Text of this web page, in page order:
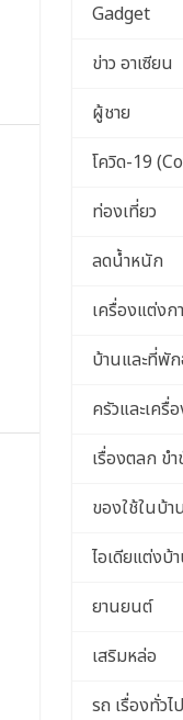
Gadget
ข่าว อาเซียน
ผู้ชาย
โควิด-19
ท่องเที่ยว
ลดน้ำหนัก
เครื่องแต่งก
บ้านและที่พั
ครัวและเครื่
เรื่องตลก ขำ
ของใช้ในบ้าน
ไอเดียแต่งบ้
ยานยนต์
เสริมหล่อ
รถ เรื่องทั่วไป